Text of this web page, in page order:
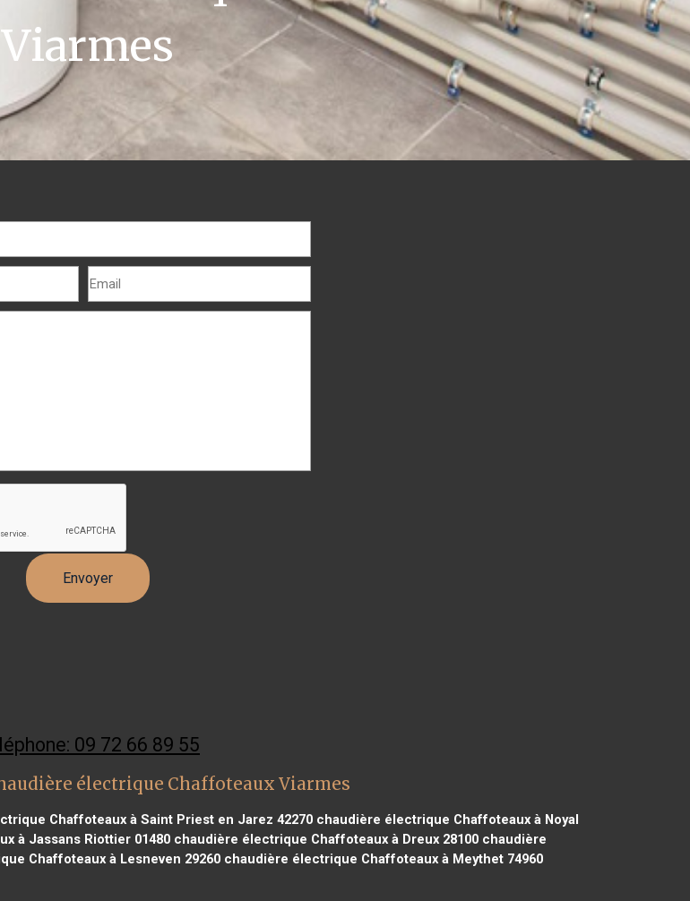
Viarmes
09 72 66 89 55
électrique Chaffoteaux Viarmes
Chaffoteaux à Saint Priest en Jarez 42270 chaudière électrique Chaffoteaux à Noyal
à Jassans Riottier 01480 chaudière électrique Chaffoteaux à Dreux 28100 chaudière
Chaffoteaux à Lesneven 29260 chaudière électrique Chaffoteaux à Meythet 74960